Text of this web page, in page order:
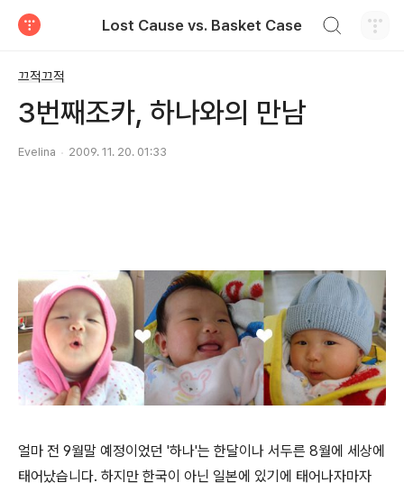
Lost Cause vs. Basket Case
끄적끄적
3번째조카, 하나와의 만남
Evelina 2009. 11. 20. 01:33
얼마 전 9월말 예정이었던 '하나'는 한달이나 서두른 8월에 세상에
태어났습니다. 하지만 한국이 아닌 일본에 있기에 태어나자마자